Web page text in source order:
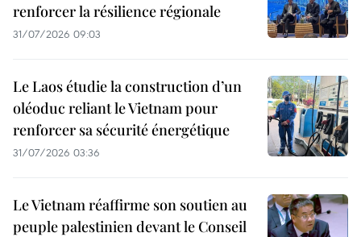
renforcer la résilience régionale
31/07/2026 09:03
Le Laos étudie la construction d’un
oléoduc reliant le Vietnam pour
renforcer sa sécurité énergétique
31/07/2026 03:36
Le Vietnam réaffirme son soutien au
peuple palestinien devant le Conseil